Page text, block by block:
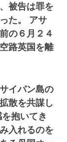
被告は罪を
た。 アサ
の６月２４
路英国を離
イパン島の
散を共謀し
抱いてき
入れるのを